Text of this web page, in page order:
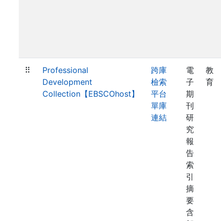
⠿
Professional
Development
Collection【EBSCOhost】
跨庫
檢索
平台
單庫
連結
電
子
期
刊
研
究
報
告
索
引
摘
要
含
教
育